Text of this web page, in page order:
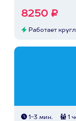
8250 ₽
Работает
1-3 мин. 1